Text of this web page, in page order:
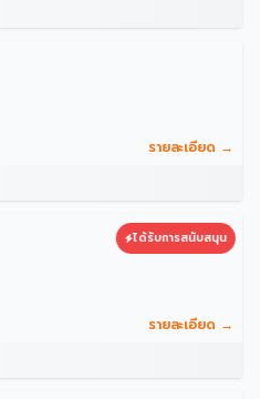
รายละเอียด →
ได้รับการสนับสนุน
รายละเอียด →